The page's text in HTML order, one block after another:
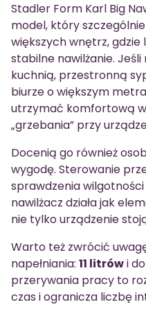
Stadler Form Karl Big
model, który
większych wnętrz, gdzie
stabilne nawilżanie. Jeśli
kuchnią, przestronną
biurze o większym
utrzymać komfortową
„grzebania” przy
Docenią go również
wygodę. Sterowanie
sprawdzenia
nawilżacz działa jak
nie tylko urządzenie
Warto też zwrócić
napełniania: 11 litrówi
przerywania pracy to
czas i ogranicza liczbę